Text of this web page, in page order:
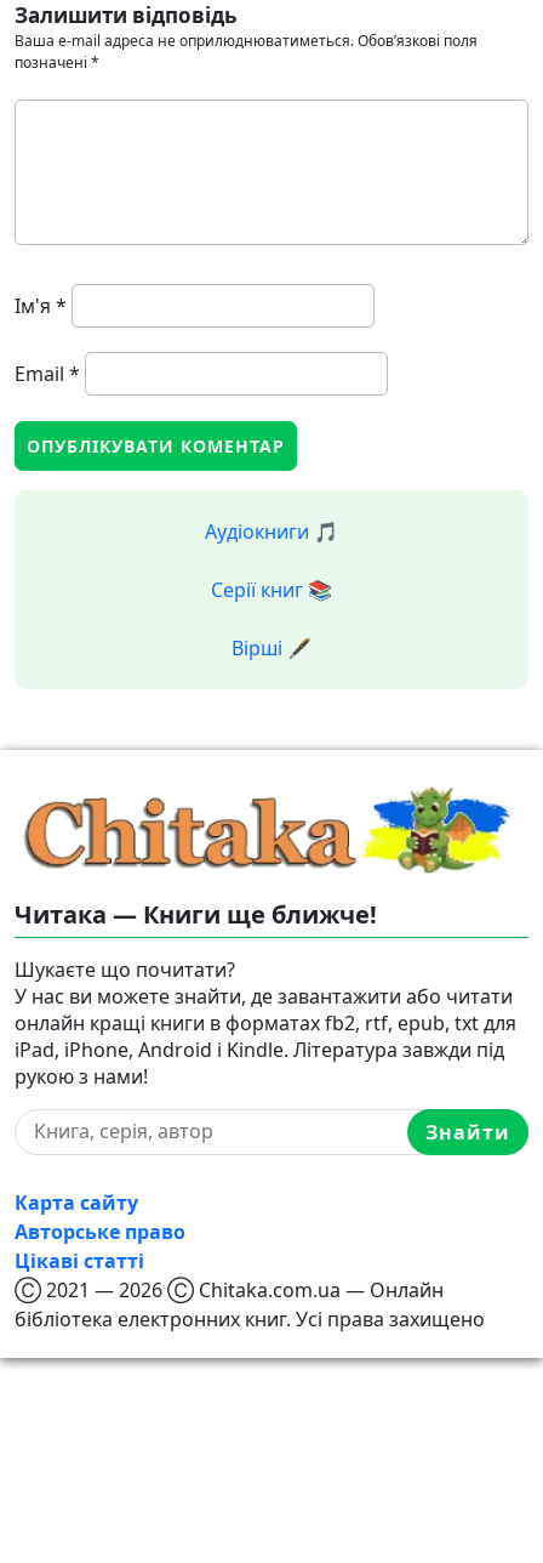
Залишити відповідь
Ваша e-mail адреса не оприлюднюватиметься.Обов’язкові поля
позначені *
Ім'я *
Email *
Аудіокниги 🎵
Серії книг 📚
Вірші 🖋️
Читака — Книги ще ближче!
Шукаєте що почитати?
У нас ви можете знайти, де завантажити або читати
онлайн кращі книги в форматах fb2, rtf, epub, txt для
iPad, iPhone, Android і Kindle. Література завжди під
рукою з нами!
Знайти
Карта сайту
Авторське право
Цікаві статті
Ⓒ 2021 — 2026 Ⓒ Chitaka.com.ua — Онлайн
бібліотека електронних книг. Усі права захищено